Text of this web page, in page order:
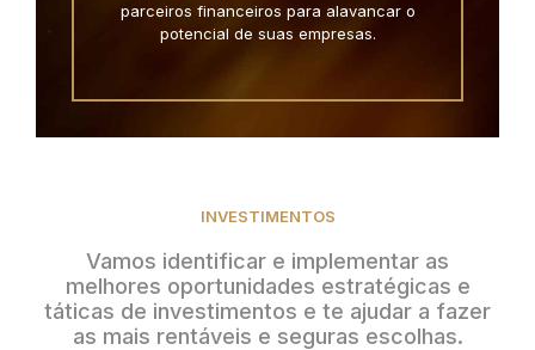
parceiros financeiros para alavancar o
potencial de suas empresas.
INVESTIMENTOS
Vamos identificar e implementar as
melhores oportunidades estratégicas e
táticas de investimentos e te ajudar a fazer
as mais rentáveis e seguras escolhas.